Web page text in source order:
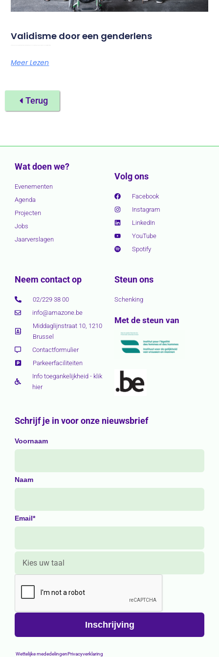
Validisme door een genderlens
Meer Lezen
Terug
Wat doen we?
Evenementen
Agenda
Projecten
Jobs
Jaarverslagen
Volg ons
Facebook
Instagram
LinkedIn
YouTube
Spotify
Neem contact op
02/229 38 00
info@amazone.be
Middaglijnstraat 10, 1210
Brussel
Contactformulier
Parkeerfaciliteiten
Info toegankelijkheid - klik
hier
Steun ons
Schenking
Met de steun van
Schrijf je in voor onze nieuwsbrief
Voornaam
Naam
Email*
Wettelijke mededelingenPrivacyverklaring